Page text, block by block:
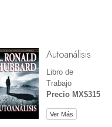
Autoanálisis
Libro de
Trabajo
Precio MX$315
Ver Más